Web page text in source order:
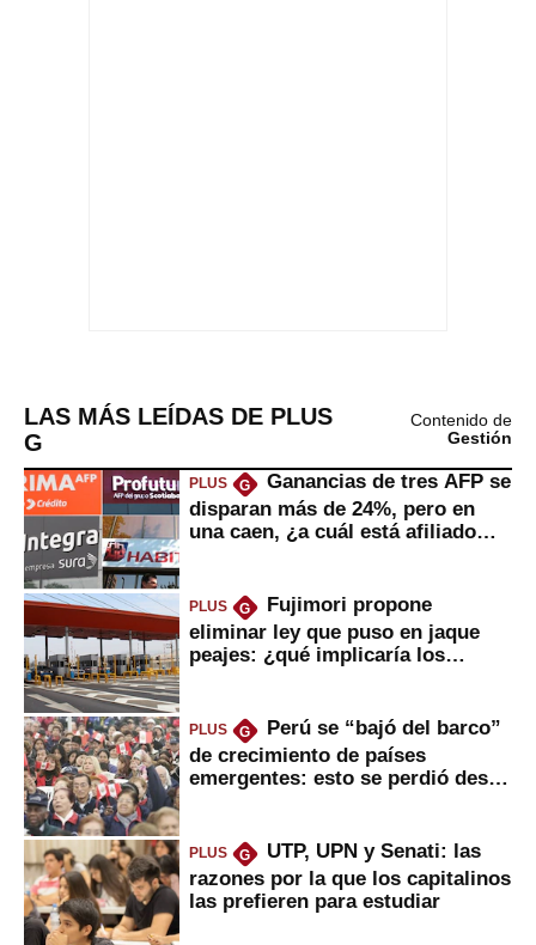
LAS MÁS LEÍDAS DE PLUS
G
Contenido de
Gestión
PLUS G
Ganancias de tres AFP se
disparan más de 24%, pero en
una caen, ¿a cuál está afiliado
PLUS G
Fujimori propone
eliminar ley que puso en jaque
peajes: ¿qué implicaría los
PLUS G
Perú se “bajó del barco”
de crecimiento de países
emergentes: esto se perdió desde
PLUS G
UTP, UPN y Senati: las
razones por la que los capitalinos
las prefieren para estudiar